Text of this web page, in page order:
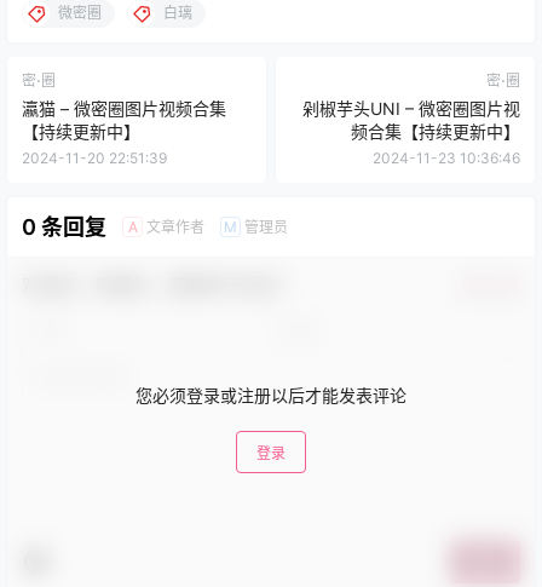
微密圈 白璃
密⋅圈
瀛猫 – 微密圈图片视频合集
【持续更新中】
2024-11-20 22:51:39
密⋅圈
剁椒芋头UNI – 微密圈图片视
频合集【持续更新中】
2024-11-23 10:36:46
0 条回复 A 文章作者 M 管理员
您必须登录或注册以后才能发表评论
登录